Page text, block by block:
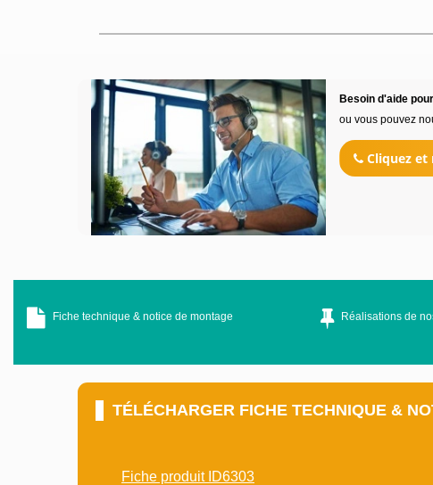
Besoin d'aide
ou vous pouvez
Cliquez et
Fiche technique & notice de montage Réalisations de
TÉLÉCHARGER FICHE TECHNIQUE &
Fiche produit ID6303